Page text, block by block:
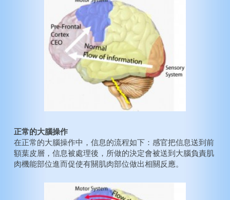
正常的大腦操作
在正常的大腦操作中，信息的流程如下：感官把信息送到前
額葉皮層，信息被處理後，所做的決定會被送到大腦負責肌
肉機能部位進而促使有關肌肉部位做出相關反應。